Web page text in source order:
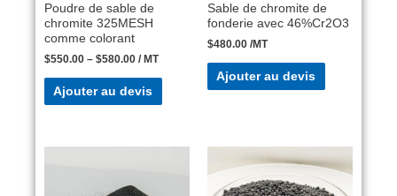
Poudre de sable de
chromite 325MESH
comme colorant
$550.00 – $580.00 / MT
Ajouter au devis
Sable de chromite de
fonderie avec 46%Cr2O3
$480.00 /MT
Ajouter au devis